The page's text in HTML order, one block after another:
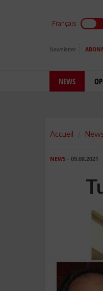
Français
Newsletter
NEWS
Accueil
NEWS - 09.08.2021